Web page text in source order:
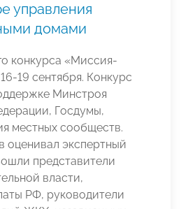
управления
домами
конкурса «Миссия-
19 сентября. Конкурс
Минстроя
Госдумы,
местных сообществ.
оценивал экспертный
представители
власти,
РФ, руководители